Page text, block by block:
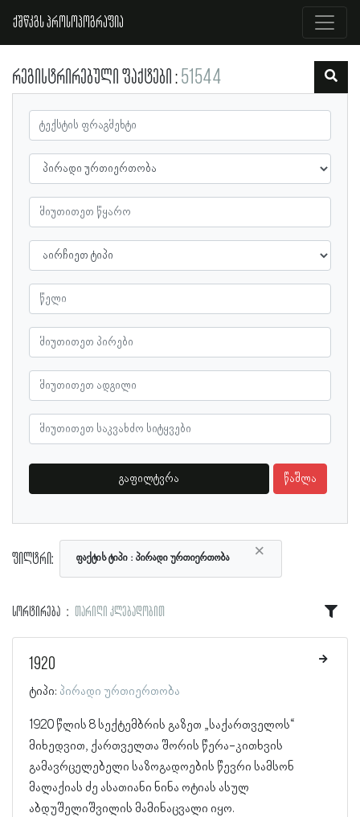
ქშწკგს პროსოპოგრაფია
რეგისტრირებული ფაქტები 51544
გაფილტვრა წაშლა
ფილტრი: ×
ფაქტის ტიპი პირადი ურთიერთობა
სორტირება თარიღი კლებადობით
1920
ტიპი: პირადი ურთიერთობა
1920 წლის 8 სექტემბრის გაზეთ „საქართველოს“
მიხედვით, ქართველთა შორის წერა-კითხვის
გამავრცელებელი საზოგადოების წევრი სამსონ
მალაქიას ძე ასათიანი ნინა ოტიას ასულ
აბდუშელიშვილის მამინაცვალი იყო.